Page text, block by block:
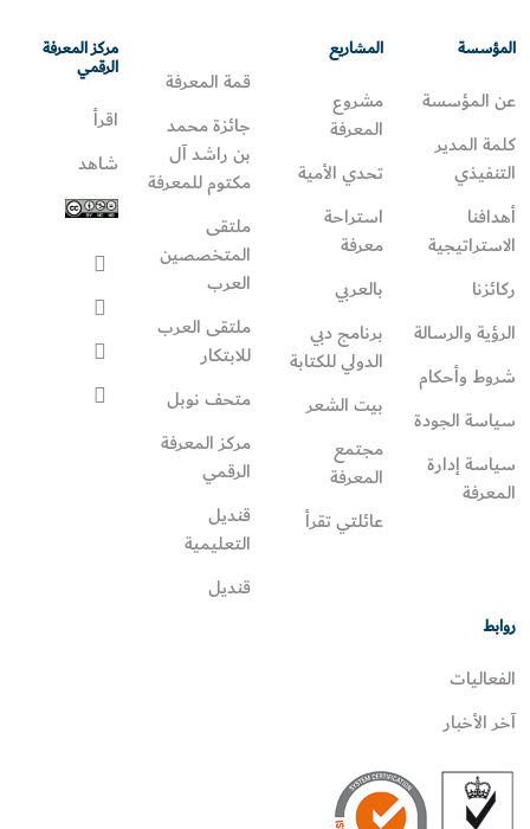
المؤسسة
عن المؤسسة
كلمة المدير
التنفيذي
أهدافنا
الاستراتيجية
ركائزنا
الرؤية والرسالة
شروط وأحكام
سياسة الجودة
سياسة إدارة
المعرفة
المشاريع
مشروع
المعرفة
تحدي الأمية
استراحة
معرفة
بالعربي
برنامج دبي
الدولي للكتابة
بيت الشعر
مجتمع
المعرفة
عائلتي تقرأ‎
قمة المعرفة
جائزة محمد
بن راشد آل
مكتوم للمعرفة
ملتقى
المتخصصين
العرب
ملتقى العرب
للابتكار
متحف نوبل
مركز المعرفة
الرقمي
قنديل
التعليمية
قنديل
مركز المعرفة
الرقمي
اقرأ
شاهد
روابط
الفعاليات
آخر الأخبار